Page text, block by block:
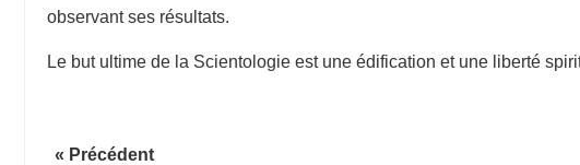
observant ses résultats.
Le but ultime de la Scientologie est une édification et une liberté
« Précédent